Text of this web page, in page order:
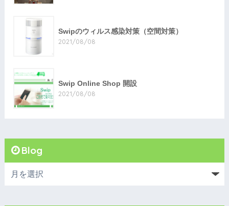
Swipのウィルス感染対策（空間対策）
2021/08/08
Swip Online Shop 開設
2021/08/08
Blog